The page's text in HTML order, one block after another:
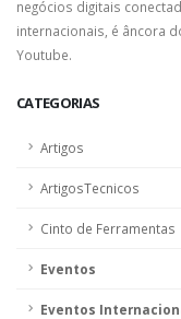
CATEGORIAS
Artigos
ArtigosTecnicos
Cinto de Ferramentas
Eventos
Eventos
negócios digitais
internacionais, é âncora
Youtube.